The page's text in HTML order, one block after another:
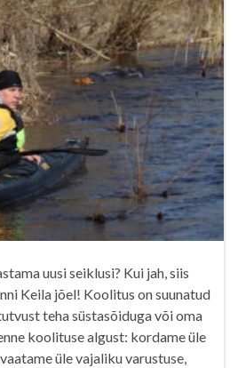
uusi seiklusi? Kui jah, siis
Keila jõel! Koolitus on suunatud
teha süstasõiduga või oma
koolituse algust: kordame üle
üle vajaliku varustuse,